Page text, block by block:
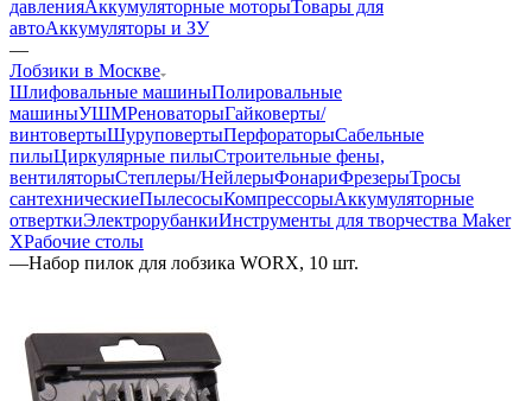
давленияАккумуляторные моторыТовары для
автоАккумуляторы и ЗУ
—
Лобзики в Москве
Шлифовальные машиныПолировальные
машиныУШМРеноваторыГайковерты/
винтовертыШуруповертыПерфораторыСабельные
пилыЦиркулярные пилыСтроительные фены,
вентиляторыСтеплеры/НейлерыФонариФрезерыТросы
сантехническиеПылесосыКомпрессорыАккумуляторные
отверткиЭлектрорубанкиИнструменты для творчества Maker
XРабочие столы
—Набор пилок для лобзика WORX, 10 шт.